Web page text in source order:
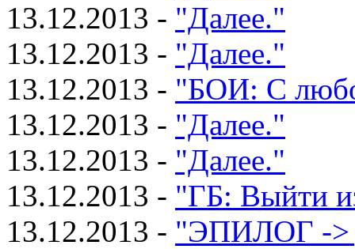
13.12.2013 - "Далее."
13.12.2013 - "Далее."
13.12.2013 - "БОИ: С
13.12.2013 - "Далее."
13.12.2013 - "Далее."
13.12.2013 - "ГБ: Выйти
13.12.2013 - "ЭПИЛОГ ->